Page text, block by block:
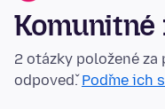
2 otázky položené
odpoveď.Poďme ich